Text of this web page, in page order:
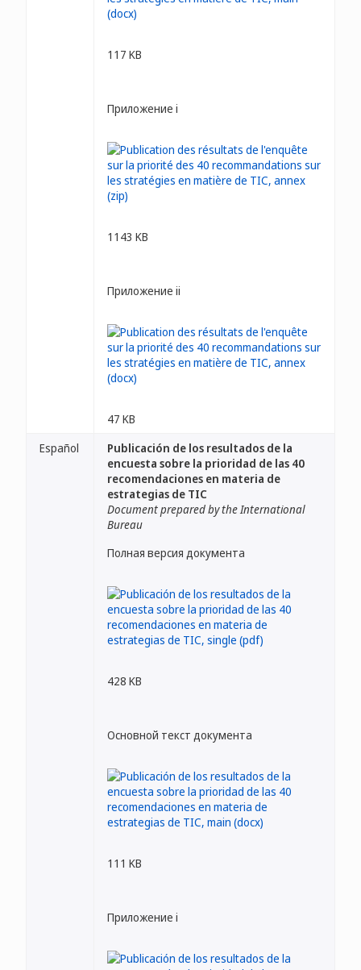
117 KB
Приложение i
1143 KB
Приложение ii
47 KB
Español
Publicación de los resultados de la
encuesta sobre la prioridad de las 40
recomendaciones en materia de
estrategias de TIC
Document prepared by the International
Bureau
Полная версия документа
428 KB
Основной текст документа
111 KB
Приложение i